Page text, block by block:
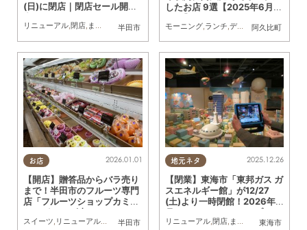
半田市
(日)に閉店｜閉店セール開催
リニューアル,閉店, まちネタ ,親子,家族 阿久比町
したお店 9選【2025年6月～
12月】
モーニング,ランチ,ディナー ,ラーメン
お店
半田市
2026.01.01
【開店】贈答品からバラ売り
まで！半田市のフルーツ専門
店「フルーツショップカミ
ヤ」が12/20(土)リニューア
ル
スイーツ リニューアル 専門店,親子 友人
地元ネタ
東海市
2025.12.26
【閉業】東海市「東邦ガス ガ
スエネルギー館」が12/27
(土)より一時閉館！2026年7
月にリニューアルオープン
リニューアル, 閉店, まちネタ ,親子,家族